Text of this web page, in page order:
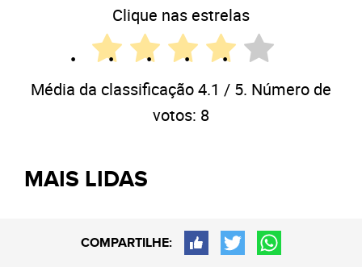
Clique nas estrelas
Média da classificação4.1 / 5. Número de
votos: 8
MAIS LIDAS
COMPARTILHE: